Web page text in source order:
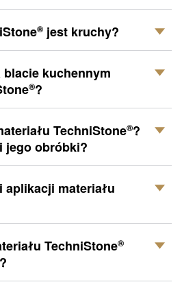
® jest kruchy?
kuchennym
®?
TechniStone®?
jego obróbki?
materiału
TechniStone®